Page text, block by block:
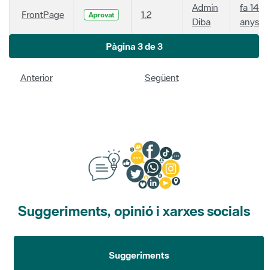
FrontPage Aprovat 1.2
Admin
Diba
fa 14
anys
Pàgina 3 de 3
Anterior Següent
Suggeriments, opinió i xarxes socials
Suggeriments